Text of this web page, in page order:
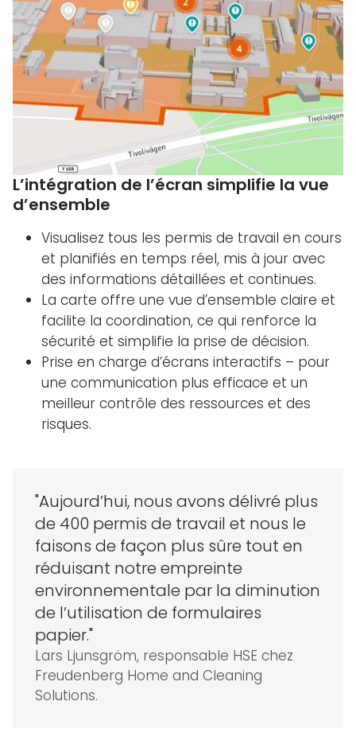
L’intégration de l’écran simplifie la vue
d’ensemble
Visualisez tous les permis de travail en cours
et planifiés en temps réel, mis à jour avec
des informations détaillées et continues.
La carte offre une vue d’ensemble claire et
facilite la coordination, ce qui renforce la
sécurité et simplifie la prise de décision.
Prise en charge d’écrans interactifs – pour
une communication plus efficace et un
meilleur contrôle des ressources et des
risques.
"Aujourd’hui, nous avons délivré plus
de 400 permis de travail et nous le
faisons de façon plus sûre tout en
réduisant notre empreinte
environnementale par la diminution
de l’utilisation de formulaires
papier."
Lars Ljunsgröm, responsable HSE chez
Freudenberg Home and Cleaning
Solutions.